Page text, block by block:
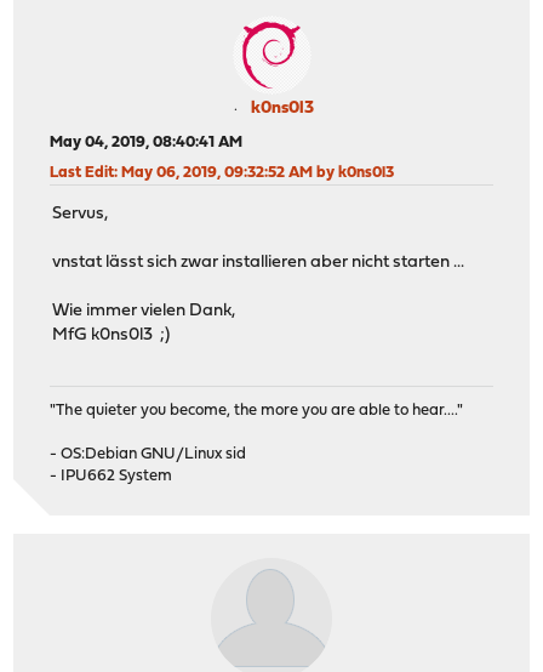
k0ns0l3
May 04, 2019, 08:40:41 AM
Last Edit: May 06, 2019, 09:32:52 AM by k0ns0l3
Servus,
vnstat lässt sich zwar installieren aber nicht starten ...
Wie immer vielen Dank,
MfG k0ns0l3 ;)
"The quieter you become, the more you are able to hear...."
- OS:Debian GNU/Linux sid
- IPU662 System